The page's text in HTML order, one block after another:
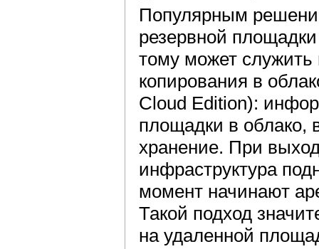
Популярным
резервной
тому может служить
копирования в
Cloud Edition):
площадки в облако,
хранение. При
инфраструктура
момент начинают
Такой подход
на удаленной